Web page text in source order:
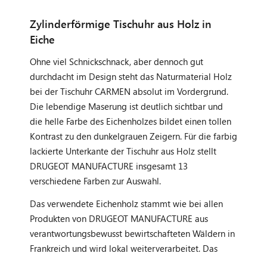
Zylinderförmige Tischuhr aus Holz in
Eiche
Ohne viel Schnickschnack, aber dennoch gut
durchdacht im Design steht das Naturmaterial Holz
bei der Tischuhr CARMEN absolut im Vordergrund.
Die lebendige Maserung ist deutlich sichtbar und
die helle Farbe des Eichenholzes bildet einen tollen
Kontrast zu den dunkelgrauen Zeigern. Für die farbig
lackierte Unterkante der Tischuhr aus Holz stellt
DRUGEOT MANUFACTURE insgesamt 13
verschiedene Farben zur Auswahl.
Das verwendete Eichenholz stammt wie bei allen
Produkten von DRUGEOT MANUFACTURE aus
verantwortungsbewusst bewirtschafteten Wäldern in
Frankreich und wird lokal weiterverarbeitet. Das